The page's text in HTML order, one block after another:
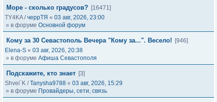
Море - сколько градусов? [16471]
TY4KA/черрТЯ « 03 авг, 2026, 23:00
» в форуме Основной форум
Кому за 30 Севастополь Вечера "Кому за...". Весело!
[946]
Elena-S « 03 авг, 2026, 20:38
» в форуме Афиша Севастополя
Подскажите, кто знает [3]
Shvei`K /Tanysha9788 « 03 авг, 2026, 15:29
» в форуме Провайдеры, сети, связь